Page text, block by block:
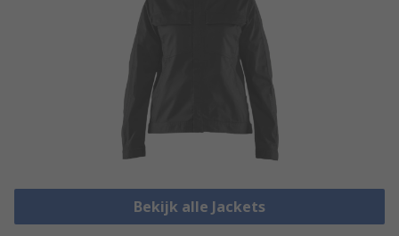
Bekijk alle Jackets